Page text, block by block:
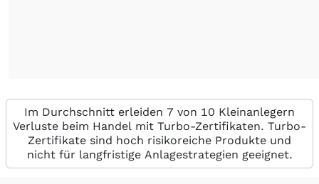
Im Durchschnitt erleiden 7 von 10 Kleinanlegern
Verluste beim Handel mit Turbo-Zertifikaten. Turbo-
Zertifikate sind hoch risikoreiche Produkte und
nicht für langfristige Anlagestrategien geeignet.